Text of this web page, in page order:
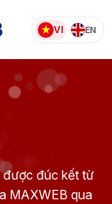
VI EN
được đúc kết từ
MAXWEB qua